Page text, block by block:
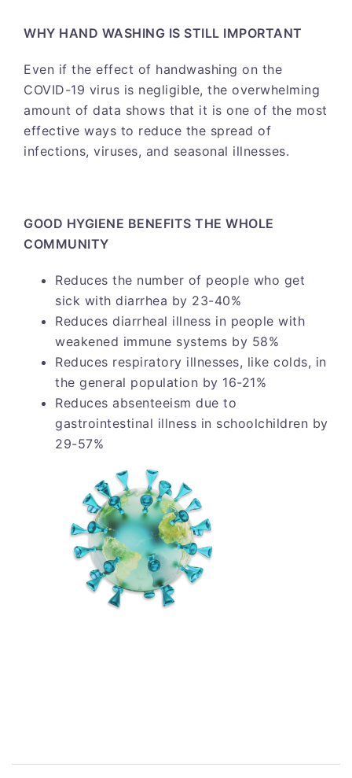
WHY HAND WASHING IS STILL IMPORTANT
Even if the effect of handwashing on the
COVID-19 virus is negligible, the overwhelming
amount of data shows that it is one of the most
effective ways to reduce the spread of
infections, viruses, and seasonal illnesses.
GOOD HYGIENE BENEFITS THE WHOLE
COMMUNITY
Reduces the number of people who get
sick with diarrhea by 23-40%
Reduces diarrheal illness in people with
weakened immune systems by 58%
Reduces respiratory illnesses, like colds, in
the general population by 16-21%
Reduces absenteeism due to
gastrointestinal illness in schoolchildren by
29-57%